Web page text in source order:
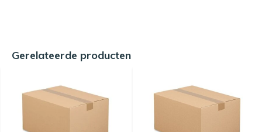
Gerelateerde producten